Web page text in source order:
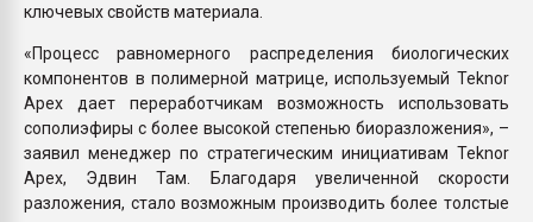
ключевых свойств материала.
«Процесс равномерного распределения биологических
компонентов в полимерной матрице, используемый Teknor
Apex дает переработчикам возможность использовать
сополиэфиры с более высокой степенью биоразложения», –
заявил менеджер по стратегическим инициативам Teknor
Apex, Эдвин Там. Благодаря увеличенной скорости
разложения, стало возможным производить более толстые